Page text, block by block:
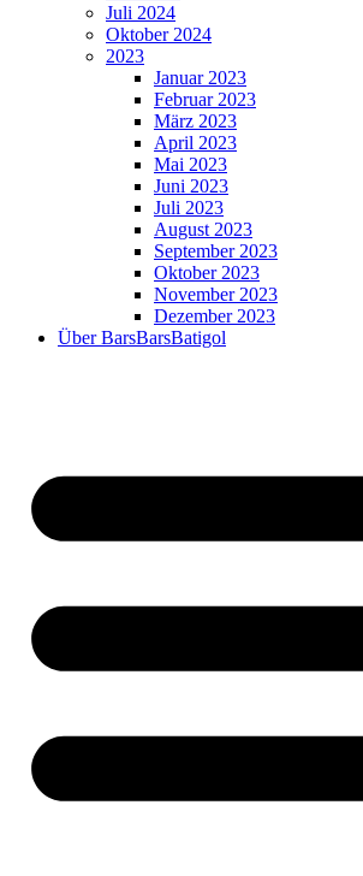
Juli 2024
Oktober 2024
2023
Januar 2023
Februar 2023
März 2023
April 2023
Mai 2023
Juni 2023
Juli 2023
August 2023
September 2023
Oktober 2023
November 2023
Dezember 2023
Über BarsBarsBatigol